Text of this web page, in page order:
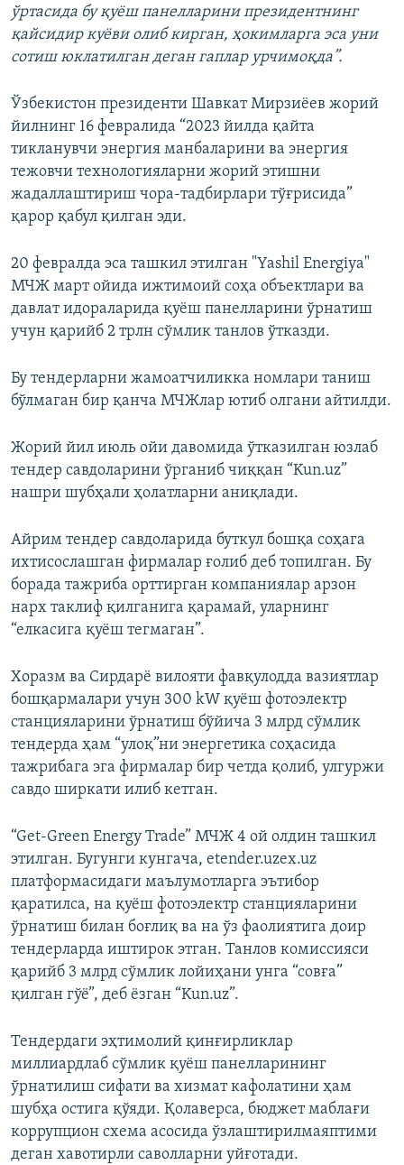
ўртасида бу қуёш панелларини президентнинг
қайсидир куёви олиб кирган, ҳокимларга эса уни
сотиш юклатилган деган гаплар урчимоқда”.
Ўзбекистон президенти Шавкат Мирзиёев жорий
йилнинг 16 февралида “2023 йилда қайта
тикланувчи энергия манбаларини ва энергия
тежовчи технологияларни жорий этишни
жадаллаштириш чора-тадбирлари тўғрисида”
қарор қабул қилган эди.
20 февралда эса ташкил этилган "Yashil Energiya"
МЧЖ март ойида ижтимоий соҳа объектлари ва
давлат идораларида қуёш панелларини ўрнатиш
учун қарийб 2 трлн сўмлик танлов ўтказди.
Бу тендерларни жамоатчиликка номлари таниш
бўлмаган бир қанча МЧЖлар ютиб олгани айтилди.
Жорий йил июль ойи давомида ўтказилган юзлаб
тендер савдоларини ўрганиб чиққан “Kun.uz”
нашри шубҳали ҳолатларни аниқлади.
Айрим тендер савдоларида буткул бошқа соҳага
ихтисослашган фирмалар ғолиб деб топилган. Бу
борада тажриба орттирган компаниялар арзон
нарх таклиф қилганига қарамай, уларнинг
“елкасига қуёш тегмаган”.
Хоразм ва Сирдарё вилояти фавқулодда вазиятлар
бошқармалари учун 300 kW қуёш фотоэлектр
станцияларини ўрнатиш бўйича 3 млрд сўмлик
тендерда ҳам “улоқ”ни энергетика соҳасида
тажрибага эга фирмалар бир четда қолиб, улгуржи
савдо ширкати илиб кетган.
“Get-Green Energy Trade” МЧЖ 4 ой олдин ташкил
этилган. Бугунги кунгача, etender.uzex.uz
платформасидаги маълумотларга эътибор
қаратилса, на қуёш фотоэлектр станцияларини
ўрнатиш билан боғлиқ ва на ўз фаолиятига доир
тендерларда иштирок этган. Танлов комиссияси
қарийб 3 млрд сўмлик лойиҳани унга “совға”
қилган гўё”, деб ёзган “Kun.uz”.
Тендердаги эҳтимолий қинғирликлар
миллиардлаб сўмлик қуёш панелларининг
ўрнатилиш сифати ва хизмат кафолатини ҳам
шубҳа остига қўяди. Қолаверса, бюджет маблағи
коррупцион схема асосида ўзлаштирилмаяптими
деган хавотирли саволларни уйғотади.